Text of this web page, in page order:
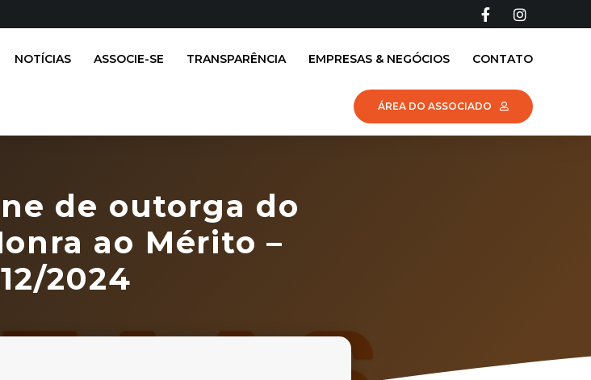
NOTÍCIAS ASSOCIE-SE TRANSPARÊNCIA EMPRESAS & NEGÓCIOS CONTATO
ÁREA DO ASSOCIADO
de outorga do
ao Mérito –
2024